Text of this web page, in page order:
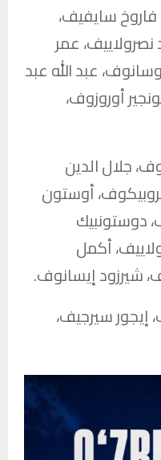
سايفيف،
نصرولاييف، عمر
عبد الله عبد
أوروزوف،
جلال الدين
أوستون
دوستونبيك
أكمل
شيرزود إيسانوف.
سيرجيف،